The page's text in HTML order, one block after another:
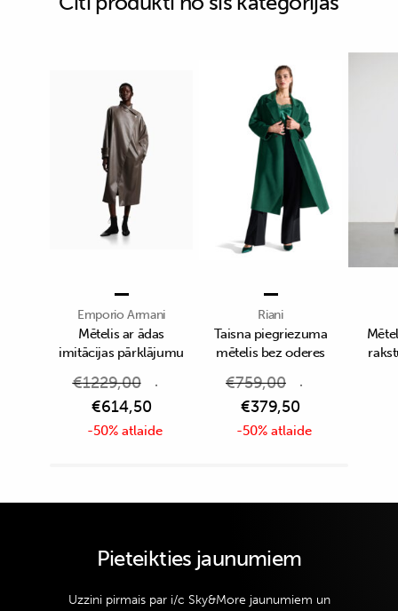
Emporio Armani
Mētelis ar ādas
imitācijas pārklājumu
€1229,00
€614,50
-50% atlaide
Riani
Taisna piegriezuma
mētelis bez oderes
€759,00
€379,50
-50% atlaide
Pieteikties jaunumiem
Uzzini pirmais par i/c Sky&More jaunumiem un